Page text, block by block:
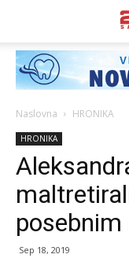
Naslovna HRONIKA
HRONIKA
Sep 18, 2019